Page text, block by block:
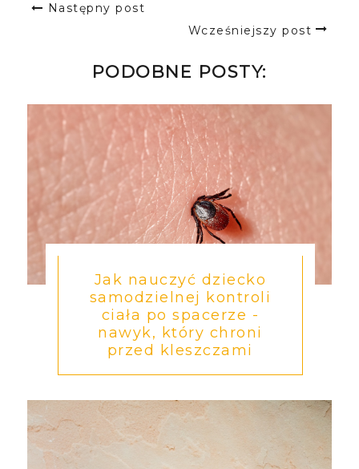
Następny post
Wcześniejszy post
PODOBNE POSTY:
Jak nauczyć dziecko
samodzielnej kontroli
ciała po spacerze -
nawyk, który chroni
przed kleszczami